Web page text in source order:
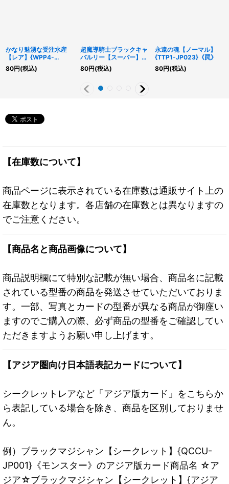
かなり魅湧な受注水産
【レア】{WPP4-
JP057}《魔法》
80円(税込)
超魔導騎士ブラックキャ
バルリー【スーパー】
{LOCH-JP053}《融
合》
80円(税込)
永遠の魂【ノーマル】
{TTP1-JP023}《罠》
80円(税込)
【在庫数について】
商品ページに表示されている在庫数は通販サイト上の
在庫数となります。各店舗の在庫数とは異なりますの
でご注意ください。
【商品名と商品画像について】
商品説明欄にて特別な記載が無い場合、商品名に記載
されている型番の商品を発送させていただいておりま
す。一部、写真とカードの型番が異なる商品が御座い
ますのでご購入の際、必ず商品の型番をご確認してい
ただきますようお願い申し上げます。
【アジア圏向け日本語表記カードについて】
シークレットレアなど「アジア版カード」をこちらか
ら表記している場合を除き、商品を区別しておりませ
ん。
例）ブラックマジシャン【シークレット】{QCCU-
JP001}《モンスター》のアジア版カード商品名 ☆ア
ジア☆ブラックマジシャン【シークレット】{アジア